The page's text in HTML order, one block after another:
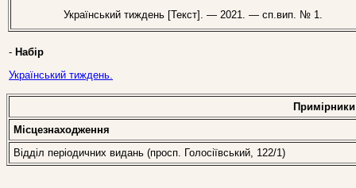
Український тиждень [Текст]. — 2021. — сп.вип. № 1.
- Набір
Український тиждень.
Примірники
Місцезнаходження
Відділ періодичних видань (просп. Голосіївський, 122/1)